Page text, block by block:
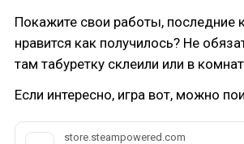
Покажите свои работы, последние
нравится как получилось? Не
там табуретку склеили или в
Если интересно, игра вот, можно
store.steampowered.com